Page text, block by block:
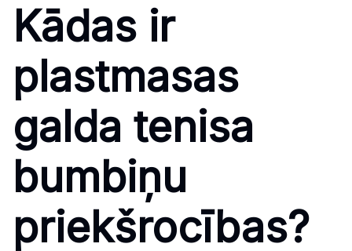
Kādas ir
plastmasas
galda tenisa
bumbiņu
priekšrocības?